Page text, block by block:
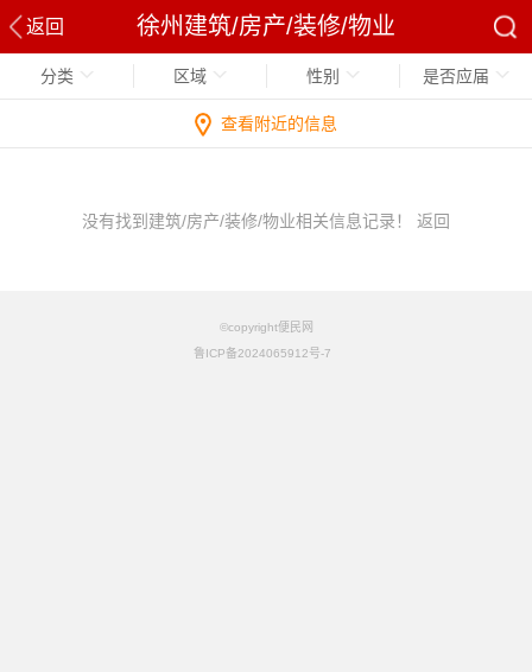
返回 徐州建筑/房产/装修/物业
分类 区域 性别 是否应届
查看附近的信息
没有找到建筑/房产/装修/物业相关信息记录！ 返回
©copyright便民网
鲁ICP备2024065912号-7